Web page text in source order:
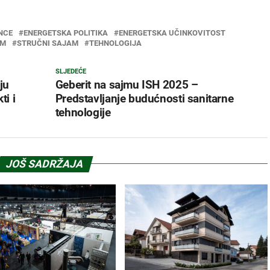
ENERGETSKA POLITIKA
ENERGETSKA UČINKOVITOST
STRUČNI SAJAM TEHNOLOGIJA
SLJEDEĆE
Geberit na sajmu ISH 2025 –
Predstavljanje budućnosti sanitarne
tehnologije
i
JOŠ SADRŽAJA